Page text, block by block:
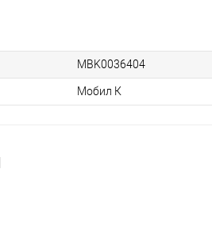
MBK0036404
Мобил К